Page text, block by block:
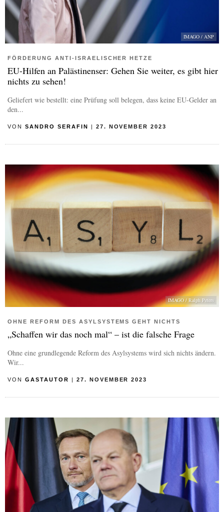
IMAGO / ANP
FÖRDERUNG ANTI-ISRAELISCHER HETZE
EU-Hilfen an Palästinenser: Gehen Sie weiter, es gibt hier
nichts zu sehen!
Geliefert wie bestellt: eine Prüfung soll belegen, dass keine EU-Gelder an
den...
VON SANDRO SERAFIN | 27. NOVEMBER 2023
IMAGO / Ralph Peters
OHNE REFORM DES ASYLSYSTEMS GEHT NICHTS
„Schaffen wir das noch mal“ – ist die falsche Frage
Ohne eine grundlegende Reform des Asylsystems wird sich nichts ändern.
Wir...
VON GASTAUTOR | 27. NOVEMBER 2023